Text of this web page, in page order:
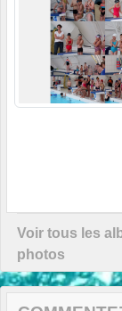
Voir tous les
photos